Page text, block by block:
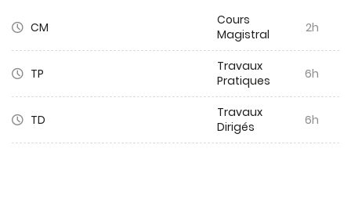
CM
Cours
Magistral
2h
TP
Travaux
Pratiques
6h
TD
Travaux
Dirigés
6h